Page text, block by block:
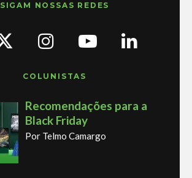
SIGAM NOSSAS REDES
COLUNISTAS
Recomendações para a
Black Friday
Por Telmo Camargo